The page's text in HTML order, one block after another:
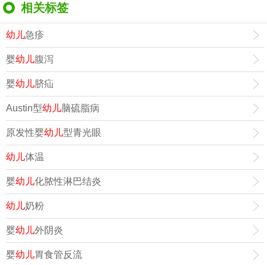
相关标签
幼儿急疹
婴幼儿腹泻
婴幼儿脐疝
Austin型幼儿脑硫脂病
原发性婴幼儿型青光眼
幼儿体温
婴幼儿化脓性淋巴结炎
幼儿奶粉
婴幼儿外阴炎
婴幼儿胃食管反流